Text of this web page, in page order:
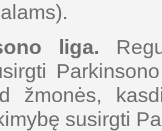
liga.
žmonės,
susirgti